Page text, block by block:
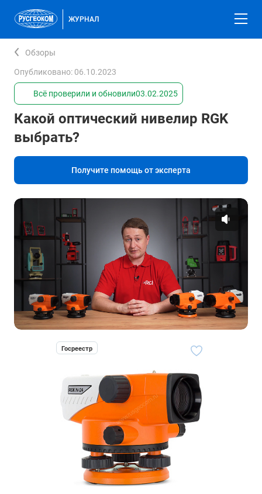
ЖУРНАЛ
Обзоры
Опубликовано: 06.10.2023
Всё проверили и обновили03.02.2025
Какой оптический нивелир RGK
выбрать?
Получите помощь от эксперта
Госреестр